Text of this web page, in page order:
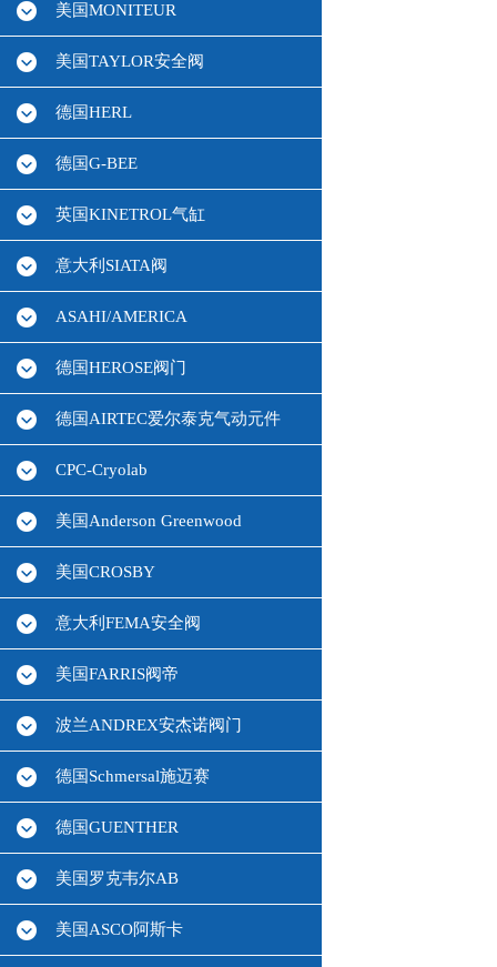
美国MONITEUR
美国TAYLOR安全阀
德国HERL
德国G-BEE
英国KINETROL气缸
意大利SIATA阀
ASAHI/AMERICA
德国HEROSE阀门
德国AIRTEC爱尔泰克气动元件
CPC-Cryolab
美国Anderson Greenwood
美国CROSBY
意大利FEMA安全阀
美国FARRIS阀帝
波兰ANDREX安杰诺阀门
德国Schmersal施迈赛
德国GUENTHER
美国罗克韦尔AB
美国ASCO阿斯卡